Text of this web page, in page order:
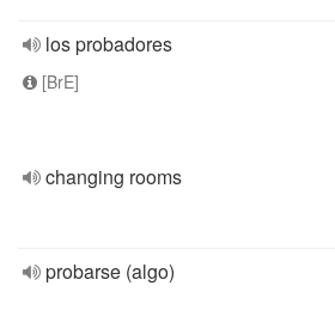
los probadores
[BrE]
changing rooms
probarse (algo)